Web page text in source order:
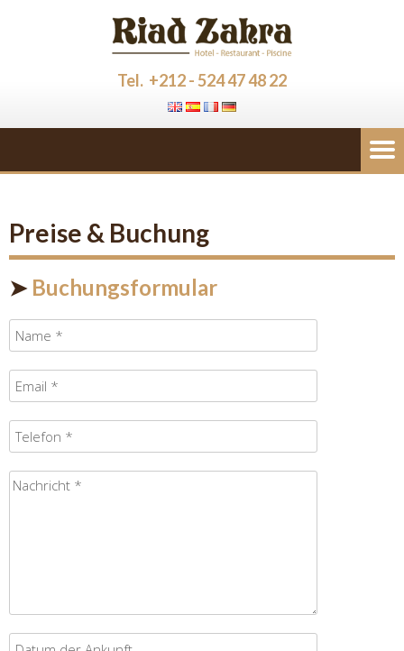
Tel. +212 - 524 47 48 22
Preise & Buchung
➤Buchungsformular